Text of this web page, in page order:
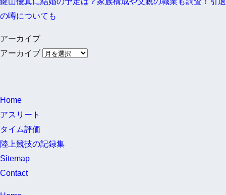
の噂についても
アーカイブ
アーカイブ
Home
アスリート
タイム評価
陸上競技の記録集
Sitemap
Contact